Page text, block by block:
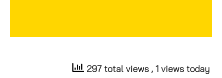
297 total views , 1 views today